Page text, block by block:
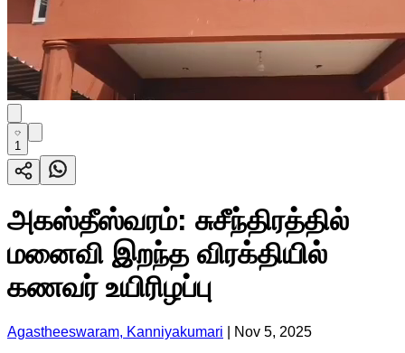
1
அகஸ்தீஸ்வரம்: சுசீந்திரத்தில்
மனைவி இறந்த விரக்தியில்
கணவர் உயிரிழப்பு
Agastheeswaram, Kanniyakumari Nov 5, 2025